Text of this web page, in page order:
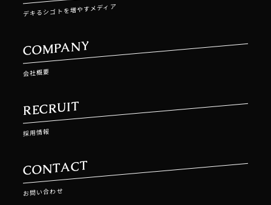
デキるシゴトを増やすメディア
COMPANY
会社概要
RECRUIT
採用情報
CONTACT
お問い合わせ